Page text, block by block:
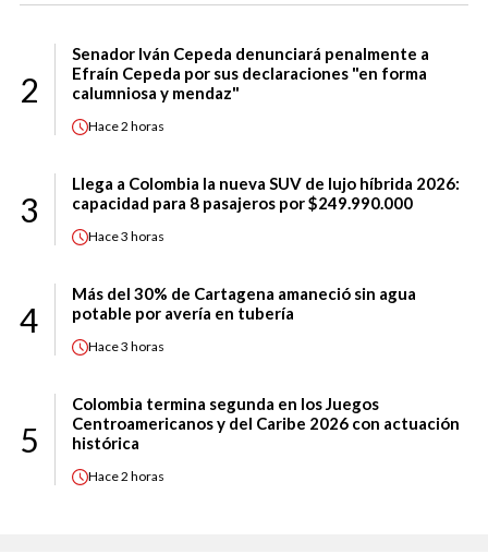
2
Senador Iván Cepeda denunciará penalmente a
Efraín Cepeda por sus declaraciones "en forma
calumniosa y mendaz"
Hace2 horas
3
Llega a Colombia la nueva SUV de lujo híbrida 2026:
capacidad para 8 pasajeros por $249.990.000
Hace3 horas
4
Más del 30% de Cartagena amaneció sin agua
potable por avería en tubería
Hace3 horas
5
Colombia termina segunda en los Juegos
Centroamericanos y del Caribe 2026 con actuación
histórica
Hace2 horas